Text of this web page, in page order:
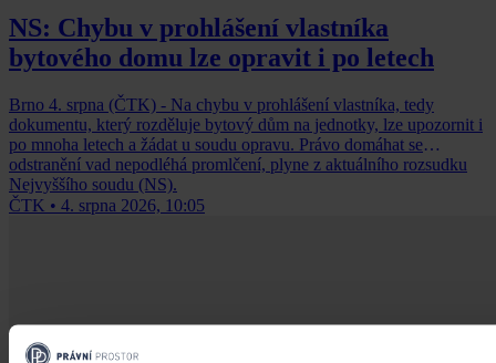
NS: Chybu v prohlášení vlastníka
bytového domu lze opravit i po letech
Brno 4. srpna (ČTK) - Na chybu v prohlášení vlastníka, tedy
dokumentu, který rozděluje bytový dům na jednotky, lze upozornit i
po mnoha letech a žádat u soudu opravu. Právo domáhat se
odstranění vad nepodléhá promlčení, plyne z aktuálního rozsudku
Nejvyššího soudu (NS).
ČTK • 4. srpna 2026, 10:05